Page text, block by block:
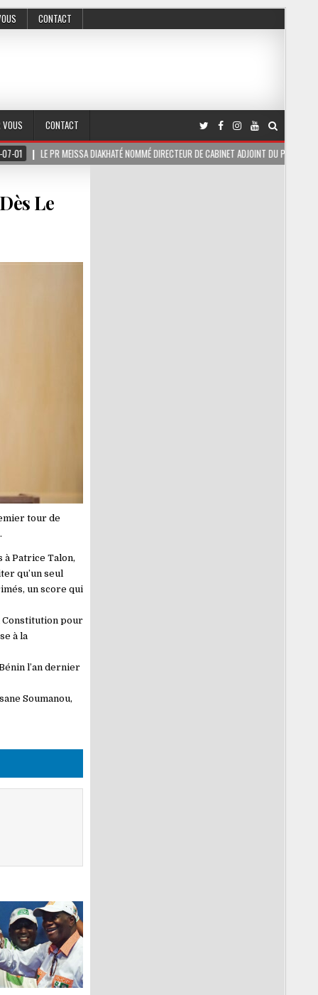
CONTACT
CONTACT
DIAKHATÉ NOMMÉ DIRECTEUR DE CABINET ADJOINT DU PRÉSIDENT DE LA
Le
tour de
à Patrice Talon,
qu’un seul
un score qui
Constitution pour
à la
l’an dernier
Soumanou,